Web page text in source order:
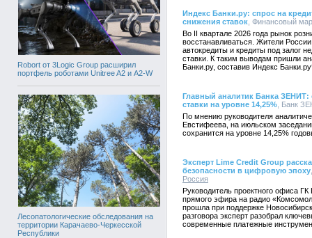
Robort от 3Logic Group расширил
портфель роботами Unitree A2 и A2-W
Лесопатологические обследования на
территории Карачаево-Черкесской
Республики
Индекс Банки.ру: спрос на
снижения ставок , Финансовый
Во II квартале 2026 года рынок
восстанавливаться. Жители
автокредиты и кредиты под залог
ставки. К таким выводам пришли
Банки.ру, составив Индекс
Главный аналитик Банка
ставки на уровне 14,25% , Банк
По мнению руководителя
Евстифеева, на июльском
сохранится на уровне 14,25%
Эксперт Lime Credit Group
безопасности в цифровую эпоху
Россия
Руководитель проектного офиса
прямого эфира на радио
прошла при поддержке
разговора эксперт разобрал
современные платежные